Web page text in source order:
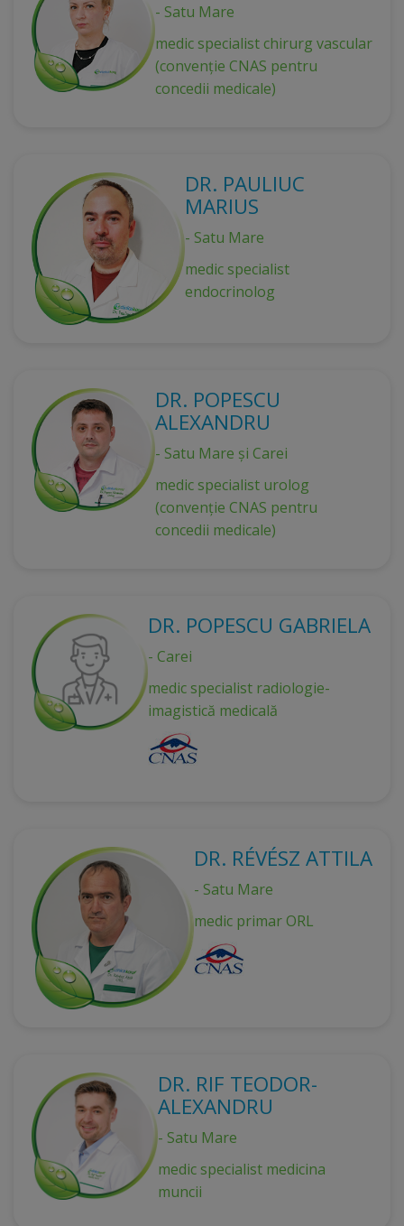
- Satu Mare
medic specialist chirurg vascular
(convenție CNAS pentru
concedii medicale)
DR. PAULIUC
MARIUS
- Satu Mare
medic specialist
endocrinolog
DR. POPESCU
ALEXANDRU
- Satu Mare și Carei
medic specialist urolog
(convenție CNAS pentru
concedii medicale)
DR. POPESCU GABRIELA
- Carei
medic specialist radiologie-
imagistică medicală
DR. RÉVÉSZ ATTILA
- Satu Mare
medic primar ORL
DR. RIF TEODOR-
ALEXANDRU
- Satu Mare
medic specialist medicina
muncii